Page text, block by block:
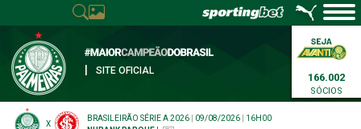
SITE OFICIAL
166.002
SÓCIOS
X
BRASILEIRÃO SÉRIE A 2026 09/08/2026
16H00